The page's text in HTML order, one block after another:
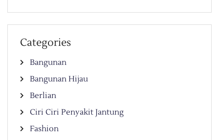
Categories
Bangunan
Bangunan Hijau
Berlian
Ciri Ciri Penyakit Jantung
Fashion